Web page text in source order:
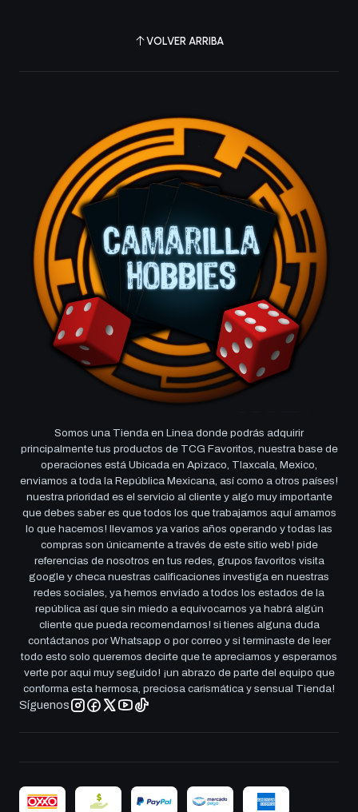
VOLVER ARRIBA
Somos una Tienda en Linea donde podrás adquirir
principalmente tus productos de TCG Favoritos, nuestra base de
operaciones está Ubicada en Apizaco, Tlaxcala, Mexico,
enviamos a toda la República Mexicana, así como a otros países!
nuestra prioridad es el servicio al cliente y algo muy importante
que debes saber es que todos los que trabajamos aquí amamos
lo que hacemos! llevamos ya varios años operando y todas las
compras son únicamente a través de este sitio web! pide
referencias de nosotros en tus redes, grupos favoritos visita
google y checa nuestras calificaciones investiga en nuestras
redes sociales, ya hemos enviado a todos los estados de la
república así que sin miedo a equivocarnos ya habrá algún
cliente que pueda recomendarnos! si tienes alguna duda
contáctanos por Whatsapp o por correo y si terminaste de leer
todo esto solo queremos decirte que te apreciamos y esperamos
verte por aqui muy seguido! ¡un abrazo de parte del equipo que
conforma esta hermosa, preciosa carismática y sensual Tienda!
Síguenos